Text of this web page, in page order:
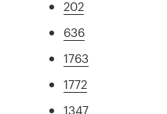
202
636
1763
1772
1347